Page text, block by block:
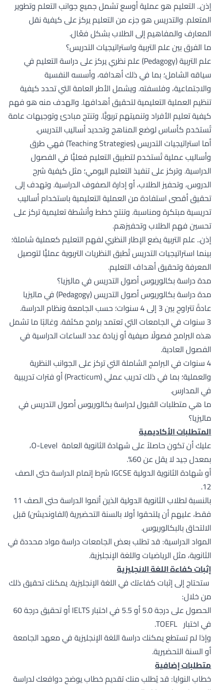
إذن.. التعليم هو عملية أوسع تشمل جميع جوانب التعلم وتطوير
المتعلم. والتدريس هو جزء من التعليم يركز على كيفية نقل
المعارف والمفاهيم إلى الطلاب بشكل فعّال.
ما الفرق بين علم التربية واستراتيجيات التدريس؟
علم التربية (Pedagogy) علم نظري يركز على دراسة التعليم في
سياقه الشامل؛ بما في ذلك أهدافه، وأسسه النفسية
والاجتماعية، وفلسفته. ويشمل الأطر العامة التي تحدد كيفية
تنظيم العملية التعليمية لتحقيق أهدافها. والهدف منه هو فهم
كيفية تعليم الأفراد وتنميتهم تربويًّا. وتنتج مبادئ وتوجيهات عامة
تُستخدم كأساس لوضع المناهج وتحديد أساليب التدريس.
أما استراتيجيات التدريس (Teaching Strategies) فهي طرق
وأساليب عملية تُستخدم لتطبيق التعليم فعليًّا في الفصول
الدراسية. وتركز على تنفيذ التعليم اليومي؛ مثل كيفية شرح
الدروس، وتحفيز الطلاب، أو إدارة الصفوف الدراسية. وتهدف إلى
تحقيق أقصى استفادة من العملية التعليمية باستخدام أساليب
تدريسية مبتكرة ومناسبة. وتنتج خطط وأنشطة تعليمية تركز على
تحسين فهم الطلاب وتحفيزهم.
إذن.. علم التربية يضع الإطار النظري لفهم التعليم كعملية شاملة؛
بينما استراتيجيات التدريس تُطبق النظريات التربوية عمليًّا لتوصيل
المعرفة وتحقيق أهداف التعليم.
مدة دراسة بكالوريوس أصول التدريس في ماليزيا؟
مدة دراسة بكالوريوس أصول التدريس (Pedagogy) في ماليزيا
عادةً تتراوح بين 3 إلى 4 سنوات؛ حسب الجامعة ونظام الدراسة.
3 سنوات في الجامعات التي تعتمد برامج مكثفة. وغالبًا ما تشمل
هذه البرامج فصولًا صيفية أو زيادة عدد الساعات الدراسية في
الفصول العادية.
4 سنوات في البرامج الشاملة التي تركز على الجوانب النظرية
والعملية؛ بما في ذلك تدريب عملي (Practicum) أو فترات تدريبية
في المدارس.
ما هي متطلبات القبول لدراسة بكالوريوس أصول التدريس في
ماليزيا؟
المتطلبات الأكاديمية
عليك أن تكون حاصلاً على شهادة الثانوية العامة O-Level،
بمعدل جيد لا يقل عن 60%.
أو شهادة الثانوية الدولية IGCSE شرط إتمام الدراسة حتى الصف
12.
بالنسبة لطلاب الثانوية الدولية الذين أتموا الدراسة حتى الصف 11
فقط، عليهم أن يلتحقوا أولا بالسنة التحضيرية (الفاونديشن) قبل
الالتحاق بالبكالوريوس.
المواد الدراسية: قد تطلب بعض الجامعات دراسة مواد محددة في
الثانوية، مثل الرياضيات واللغة الإنجليزية.
إثبات كفاءة اللغة الانجليزية
ستحتاج إلى إثبات كفاءتك في اللغة الإنجليزية. يمكنك تحقيق ذلك
من خلال:
الحصول على درجة 5.0 أو 5.5 في اختبار IELTS أو تحقيق درجة 60
في اختبار TOEFL.
وإذا لم تستطع يمكنك دراسة اللغة الإنجليزية في معهد الجامعة
أو السنة التحضيرية.
متطلبات إضافية
خطاب النوايا: قد يُطلب منك تقديم خطاب يوضح دوافعك لدراسة